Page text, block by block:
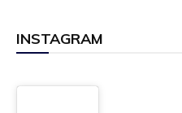
INSTAGRAM